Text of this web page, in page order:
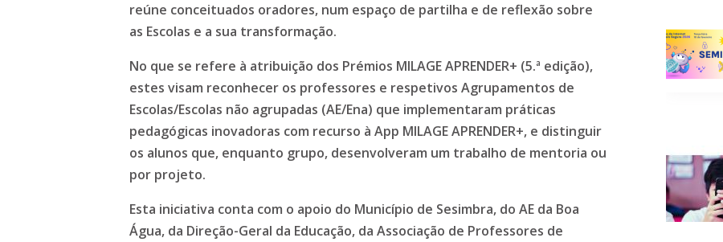
reúne conceituados oradores, num espaço de partilha e de reflexão sobre
as Escolas e a sua transformação.
No que se refere à atribuição dos Prémios MILAGE APRENDER+ (5.ª edição),
estes visam reconhecer os professores e respetivos Agrupamentos de
Escolas/Escolas não agrupadas (AE/Ena) que implementaram práticas
pedagógicas inovadoras com recurso à App MILAGE APRENDER+, e distinguir
os alunos que, enquanto grupo, desenvolveram um trabalho de mentoria ou
por projeto.
Esta iniciativa conta com o apoio do Município de Sesimbra, do AE da Boa
Água, da Direção-Geral da Educação, da Associação de Professores de